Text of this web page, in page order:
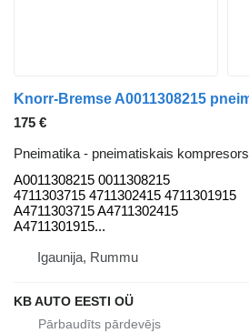
175 €
Pneimatika - pneimatiskais kompresors
A0011308215 0011308215
4711303715 4711302415 4711301915
A4711303715 A4711302415
A4711301915...
Igaunija, Rummu
KB AUTO EESTI OÜ